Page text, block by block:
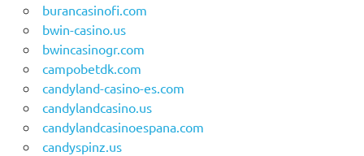
burancasinofi.com
bwin-casino.us
bwincasinogr.com
campobetdk.com
candyland-casino-es.com
candylandcasino.us
candylandcasinoespana.com
candyspinz.us